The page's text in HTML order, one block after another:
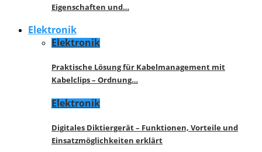
Eigenschaften und…
Elektronik
Elektronik
Praktische Lösung für Kabelmanagement mit
Kabelclips – Ordnung…
Elektronik
Digitales Diktiergerät – Funktionen, Vorteile und
Einsatzmöglichkeiten erklärt